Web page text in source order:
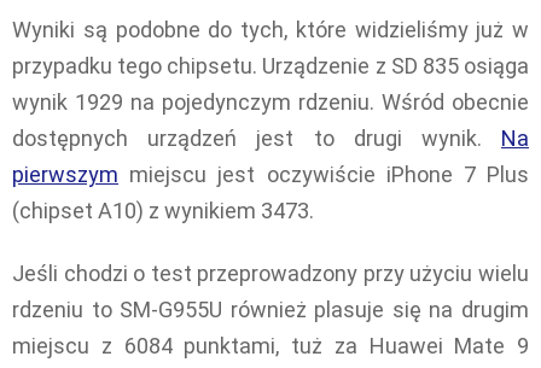
Wyniki są podobne do tych, które widzieliśmy już w
przypadku tego chipsetu. Urządzenie z SD 835 osiąga
wynik 1929 na pojedynczym rdzeniu. Wśród obecnie
dostępnych urządzeń jest to drugi wynik. Na
pierwszym miejscu jest oczywiście iPhone 7 Plus
(chipset A10) z wynikiem 3473.
Jeśli chodzi o test przeprowadzony przy użyciu wielu
rdzeniu to SM-G955U również plasuje się na drugim
miejscu z 6084 punktami, tuż za Huawei Mate 9